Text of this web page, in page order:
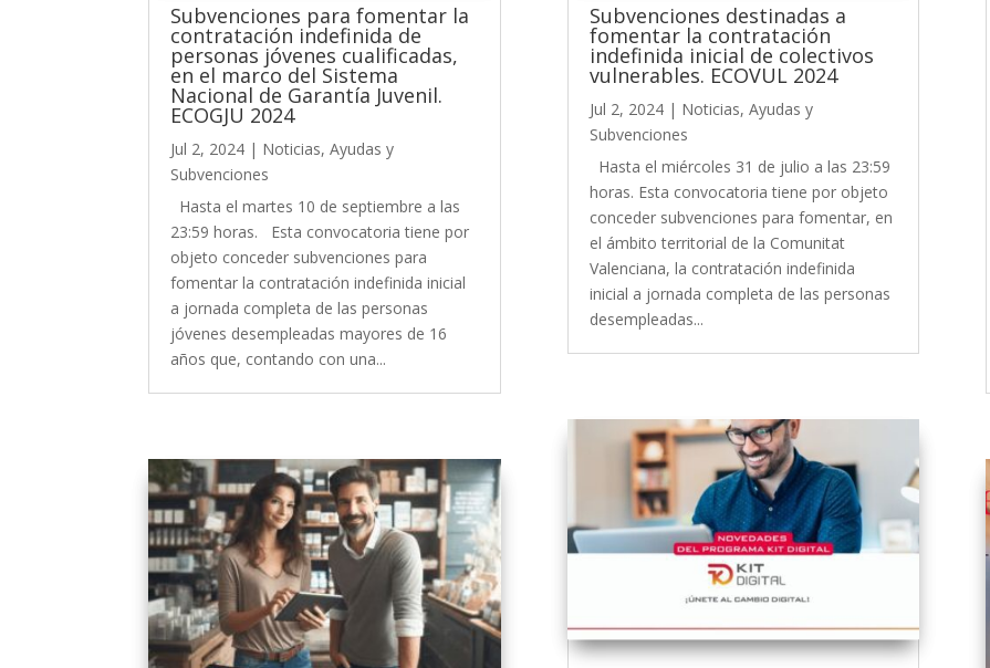
Subvenciones para fomentar la
contratación indefinida de
personas jóvenes cualificadas,
en el marco del Sistema
Nacional de Garantía Juvenil.
ECOGJU 2024
Jul 2, 2024 | Noticias,Ayudas y
Subvenciones
Hasta el martes 10 de septiembre a las
23:59 horas. Esta convocatoria tiene por
objeto conceder subvenciones para
fomentar la contratación indefinida inicial
a jornada completa de las personas
jóvenes desempleadas mayores de 16
años que, contando con una...
Subvenciones destinadas a
fomentar la contratación
indefinida inicial de colectivos
vulnerables. ECOVUL 2024
Jul 2, 2024| Noticias, Ayudas y
Subvenciones
Hasta el miércoles 31 de julio a las 23:59
horas. Esta convocatoria tiene por objeto
conceder subvenciones para fomentar, en
el ámbito territorial de la Comunitat
Valenciana, la contratación indefinida
inicial a jornada completa de las personas
desempleadas...